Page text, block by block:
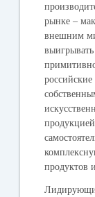
рынке –
внешним
продуктов